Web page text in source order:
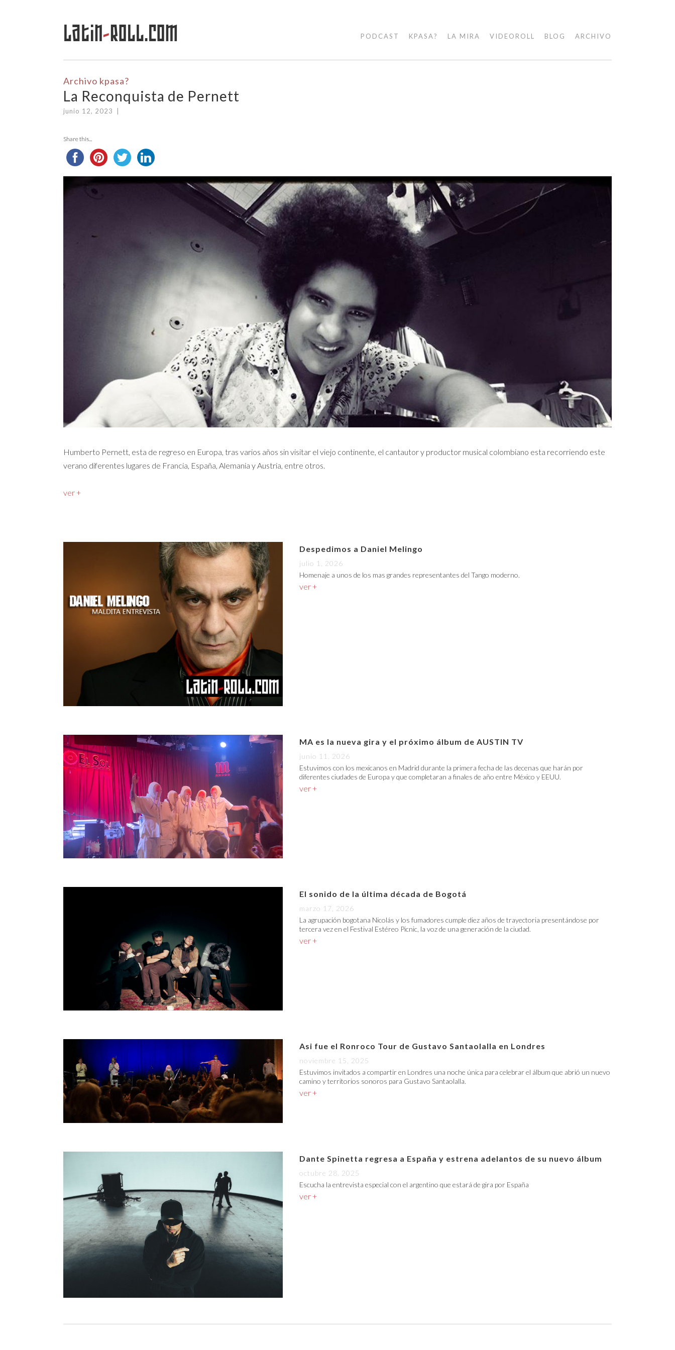
Saltar
Latin-Roll.com PODCAST KPASA? LA MIRA VIDEOROLL BLOG ARCHIVO
Archivo kpasa?
La Reconquista de Pernett
junio 12, 2023
Share this...
Humberto Pernett, esta de regreso en Europa, tras varios años sin visitar el viejo continente, el cantautor y productor musical colombiano esta recorriendo este
verano diferentes lugares de Francia, España, Alemania y Austria, entre otros.
ver +
Despedimos a Daniel Melingo
julio 1, 2026
Homenaje a unos de los mas grandes representantes del Tango moderno.
ver +
MA es la nueva gira y el próximo álbum de AUSTIN TV
junio 11, 2026
Estuvimos con los mexicanos en Madrid durante la primera fecha de las decenas que harán por
diferentes ciudades de Europa y que completaran a finales de año entre México y EEUU.
ver +
El sonido de la última década de Bogotá
marzo 17, 2026
La agrupación bogotana Nicolás y los fumadores cumple diez años de trayectoria presentándose por
tercera vez en el Festival Estéreo Picnic, la voz de una generación de la ciudad.
ver +
Asi fue el Ronroco Tour de Gustavo Santaolalla en Londres
noviembre 15, 2025
Estuvimos invitados a compartir en Londres una noche única para celebrar el álbum que abrió un nuevo
camino y territorios sonoros para Gustavo Santaolalla.
ver +
Dante Spinetta regresa a España y estrena adelantos de su nuevo álbum
octubre 28, 2025
Escucha la entrevista especial con el argentino que estará de gira por España
ver +